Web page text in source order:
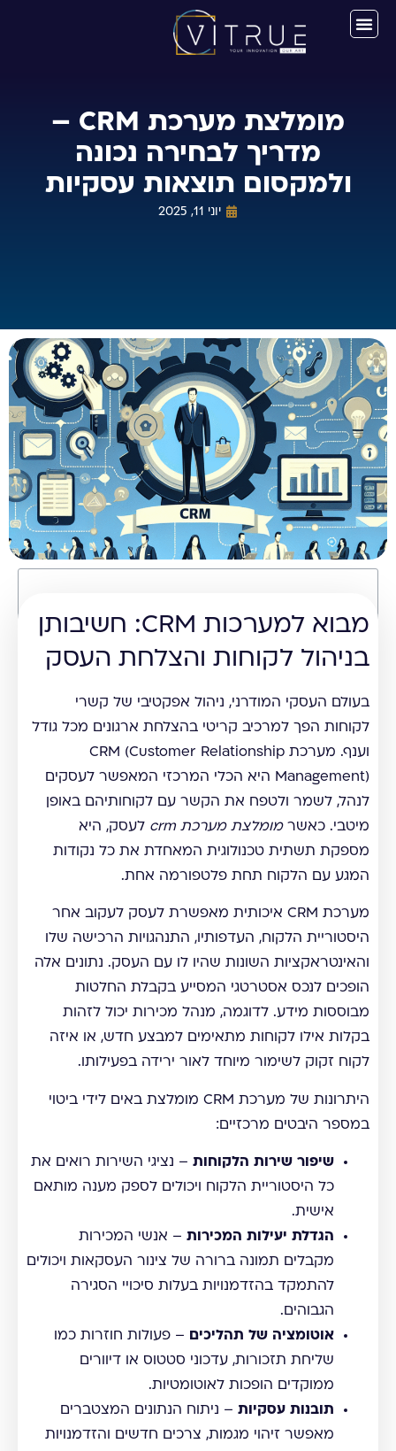
מומלצת מערכת CRM –
מדריך לבחירה נכונה
ולמקסום תוצאות עסקיות
יוני 11, 2025
תוכן עניינים
מבוא למערכות CRM: חשיבותן
בניהול לקוחות והצלחת העסק
בעולם העסקי המודרני, ניהול אפקטיבי של קשרי
לקוחות הפך למרכיב קריטי בהצלחת ארגונים מכל גודל
וענף. מערכת CRM (Customer Relationship
Management) היא הכלי המרכזי המאפשר לעסקים
לנהל, לשמר ולטפח את הקשר עם לקוחותיהם באופן
מיטבי. כאשרמומלצת מערכת crm
לעסק, היא
מספקת תשתית טכנולוגית המאחדת את כל נקודות
המגע עם הלקוח תחת פלטפורמה אחת.
מערכת CRM איכותית מאפשרת לעסק לעקוב אחר
היסטוריית הלקוח, העדפותיו, התנהגויות הרכישה שלו
והאינטראקציות השונות שהיו לו עם העסק. נתונים אלה
הופכים לנכס אסטרטגי המסייע בקבלת החלטות
מבוססות מידע. לדוגמה, מנהל מכירות יכול לזהות
בקלות אילו לקוחות מתאימים למבצע חדש, או איזה
לקוח זקוק לשימור מיוחד לאור ירידה בפעילותו.
היתרונות של מערכת CRM מומלצת באים לידי ביטוי
במספר היבטים מרכזיים:
שיפור שירות הלקוחות – נציגי השירות רואים את
כל היסטוריית הלקוח ויכולים לספק מענה מותאם
אישית.
הגדלת יעילות המכירות – אנשי המכירות
מקבלים תמונה ברורה של צינור העסקאות ויכולים
להתמקד בהזדמנויות בעלות סיכויי הסגירה
הגבוהים.
אוטומציה של תהליכים – פעולות חוזרות כמו
שליחת תזכורות, עדכוני סטטוס או דיוורים
ממוקדים הופכות לאוטומטיות.
תובנות עסקיות – ניתוח הנתונים המצטברים
מאפשר זיהוי מגמות, צרכים חדשים והזדמנויות